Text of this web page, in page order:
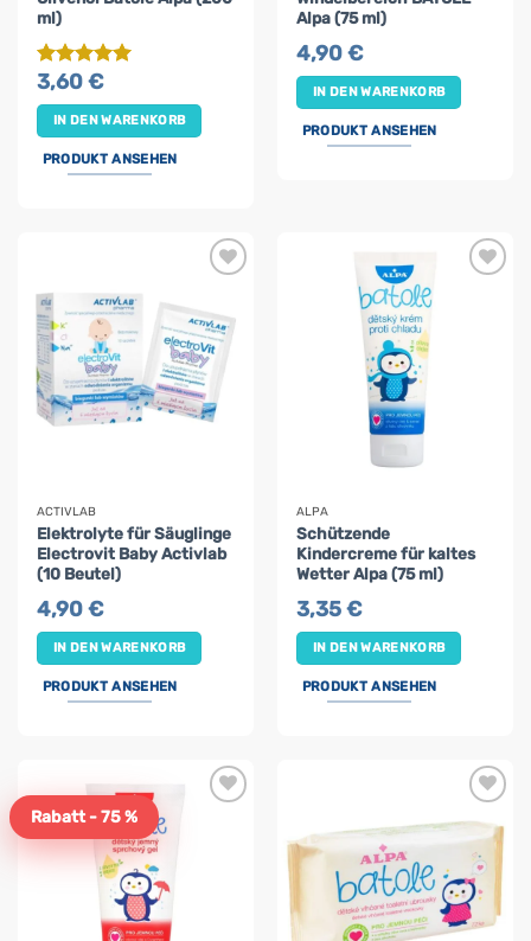
ml)
Bewertet
3,60€
IN DEN WARENKORB
PRODUKT ANSEHEN
Alpa (75 ml)
4,90€
IN DEN WARENKORB
PRODUKT ANSEHEN
ACTIVLAB
Elektrolyte für Säuglinge
Electrovit Baby Activlab
(10 Beutel)
4,90€
IN DEN WARENKORB
PRODUKT ANSEHEN
ALPA
Schützende
Kindercreme für kaltes
Wetter Alpa (75 ml)
3,35€
IN DEN WARENKORB
PRODUKT ANSEHEN
Rabatt - 75 %